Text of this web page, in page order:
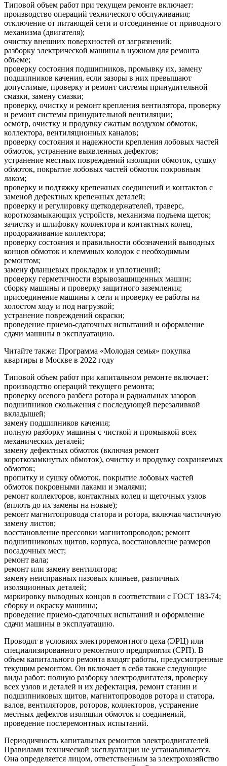
Типовой объем работ при текущем ремонте включает:
производство операций технического обслуживания;
отключение от питающей сети и отсоединение от приводного
механизма (двигателя);
очистку внешних поверхностей от загрязнений;
разборку электрической машины в нужном для ремонта
объеме;
проверку состояния подшипников, промывку их, замену
подшипников качения, если зазоры в них превышают
допустимые, проверку и ремонт системы принудительной
смазки, замену смазки;
проверку, очистку и ремонт крепления вентилятора, проверку
и ремонт системы принудительной вентиляции;
осмотр, очистку и продувку сжатым воздухом обмоток,
коллектора, вентиляционных каналов;
проверку состояния и надежности крепления лобовых частей
обмоток, устранение выявленных дефектов;
устранение местных повреждений изоляции обмоток, сушку
обмоток, покрытие лобовых частей обмоток покровным
лаком;
проверку и подтяжку крепежных соединений и контактов с
заменой дефектных крепежных деталей;
проверку и регулировку щеткодержателей, траверс,
короткозамыкающих устройств, механизма подъема щеток;
зачистку и шлифовку коллектора и контактных колец,
продораживание коллектора;
проверку состояния и правильности обозначений выводных
концов обмоток и клеммных колодок с необходимым
ремонтом;
замену фланцевых прокладок и уплотнений;
проверку герметичности взрывозащищенных машин;
сборку машины и проверку защитного заземления;
присоединение машины к сети и проверку ее работы на
холостом ходу и под нагрузкой;
устранение повреждений окраски;
проведение приемо-сдаточных испытаний и оформление
сдачи машины в эксплуатацию.
Читайте также: Программа «Молодая семья» покупка
квартиры в Москве в 2022 году
Типовой объем работ при капитальном ремонте включает:
производство операций текущего ремонта;
проверку осевого разбега ротора и радиальных зазоров
подшипников скольжения с последующей перезаливкой
вкладышей;
замену подшипников качения;
полную разборку машины с чисткой и промывкой всех
механических деталей;
замену дефектных обмоток (включая ремонт
короткозамкнутых обмоток), очистку и продувку сохраняемых
обмоток;
пропитку и сушку обмоток, покрытие лобовых частей
обмоток покровными лаками и эмалями;
ремонт коллекторов, контактных колец и щеточных узлов
(вплоть до их замены на новые);
ремонт магнитопровода статора и ротора, включая частичную
замену листов;
восстановление прессовки магнитопроводов; ремонт
подшипниковых щитов, корпуса, восстановление размеров
посадочных мест;
ремонт вала;
ремонт или замену вентилятора;
замену неисправных пазовых клиньев, различных
изоляционных деталей;
маркировку выводных концов в соответствии с ГОСТ 183-74;
сборку и окраску машины;
проведение приемо-сдаточных испытаний и оформление
сдачи машины в эксплуатацию.
Проводят в условиях электроремонтного цеха (ЭРЦ) или
специализированного ремонтного предприятия (СРП). В
объем капитального ремонта входят работы, предусмотренные
текущим ремонтом. Он включает в себя также следующие
виды работ: полную разборку электродвигателя, проверку
всех узлов и деталей и их дефектация, ремонт станин и
подшипниковых щитов, магнитопроводов ротора и статора,
валов, вентиляторов, роторов, коллекторов, устранение
местных дефектов изоляции обмоток и соединений,
проведение послеремонтных испытаний.
Периодичность капитальных ремонтов электродвигателей
Правилами технической эксплуатации не устанавливается.
Она определяется лицом, ответственным за электрохозяйство